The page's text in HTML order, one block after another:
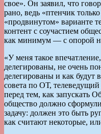
свое». Он заявил, что
рано, ведь «птенчик
«продвинутом» варианте
контент с соучастием
как минимум — с опорой
«У меня такое
делегированы, не очень
делегированы и как будут
совета по ОТ,
перед тем, как запускать
общество должно
задачу: должен это быть
как считают некоторые,